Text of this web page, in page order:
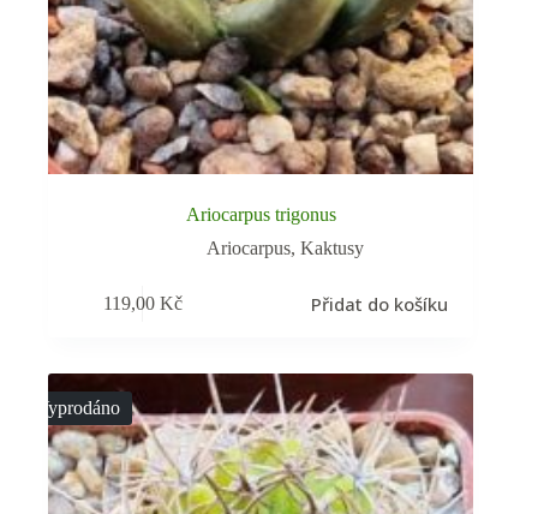
Ariocarpus trigonus
Ariocarpus, Kaktusy
119,00 Kč Přidat do košíku
Vyprodáno